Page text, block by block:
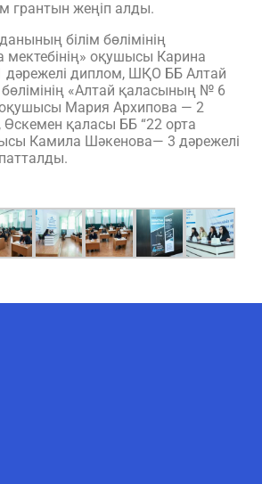
грантын жеңіп алды.
білім бөлімінің
мектебінің» оқушысы Карина
диплом, ШҚО ББ Алтай
«Алтай қаласының № 6
оқушысы Мария Архипова — 2
қаласы ББ “22 орта
Камила Шәкенова— 3 дәрежелі